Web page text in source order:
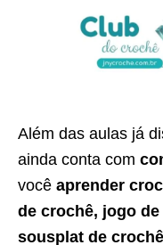
Além das aulas já
ainda conta com
você aprender
de crochê, jogo
sousplat de